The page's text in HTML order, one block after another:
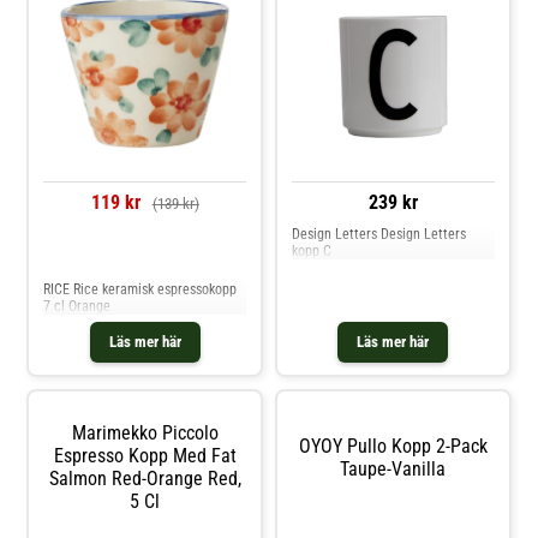
119 kr (139 kr)
Läs mer här
RICE Rice keramisk espressokopp
7 cl Orange
239 kr
Läs mer här
Design Letters Design Letters
kopp C
Marimekko Piccolo
Espresso Kopp Med Fat
Salmon Red-Orange Red,
5 Cl
OYOY Pullo Kopp 2-Pack
Taupe-Vanilla